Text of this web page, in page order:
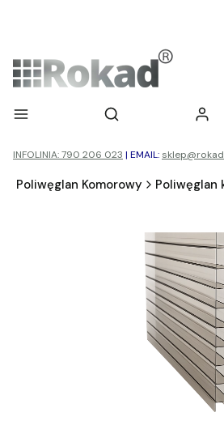
Menu Otwórz wyszukiwarkę
Szukaj
INFOLINIA: 790 206 023 | EMAIL:
Poliwęglan Komorowy